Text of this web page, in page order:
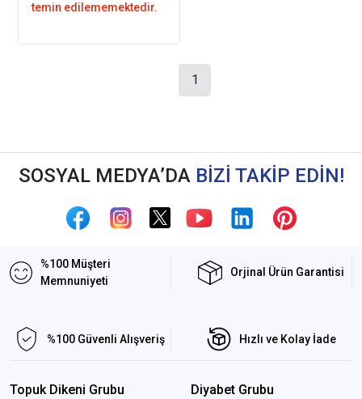
temin edilememektedir.
1
SOSYAL MEDYA’DA BİZİ TAKİP EDİN!
%100 Müşteri
Memnuniyeti
Orjinal Ürün Garantisi
%100 Güvenli Alışveriş Hızlı ve Kolay İade
Topuk Dikeni Grubu Diyabet Grubu